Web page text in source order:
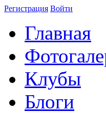
Регистрация Войти
Главная
Клубы
Блоги